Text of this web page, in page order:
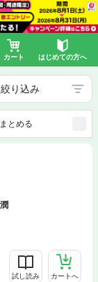
カート はじめての方へ
絞り込み
とめる
試し読み カートへ